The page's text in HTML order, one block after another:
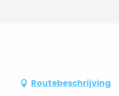
Routebeschrijving